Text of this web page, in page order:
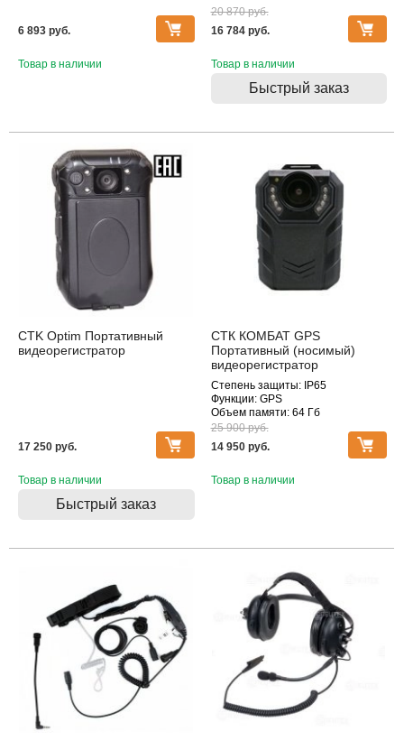
6 893 pуб.
Товар в наличии
20 870 pуб.
16 784 pуб.
Товар в наличии
Быстрый заказ
CTK Optim Портативный
видеорегистратор
17 250 pуб.
Товар в наличии
Быстрый заказ
СТК КОМБАТ GPS
Портативный (носимый)
видеорегистратор
Степень защиты: IP65
Функции: GPS
Объем памяти: 64 Гб
25 900 pуб.
14 950 pуб.
Товар в наличии